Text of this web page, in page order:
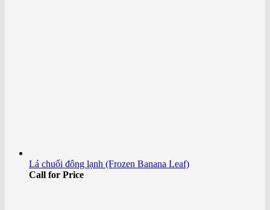
Lá chuối đông lạnh (Frozen Banana Leaf)
Call for Price